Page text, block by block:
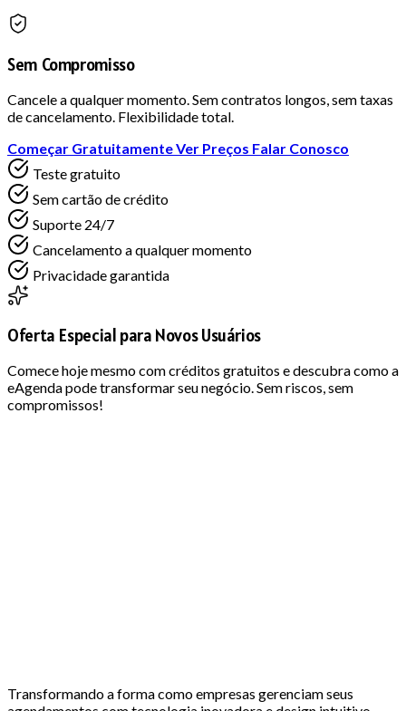
Sem Compromisso
Cancele a qualquer momento. Sem contratos longos, sem taxas
de cancelamento. Flexibilidade total.
Começar GratuitamenteVer Preços Falar Conosco
Teste gratuito
Sem cartão de crédito
Suporte 24/7
Cancelamento a qualquer momento
Privacidade garantida
Oferta Especial para Novos Usuários
Comece hoje mesmo com créditos gratuitos e descubra como a
eAgenda pode transformar seu negócio. Sem riscos, sem
compromissos!
Transformando a forma como empresas gerenciam seus